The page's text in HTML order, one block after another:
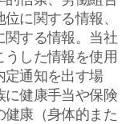
に関する情報、
関する情報。当社
した情報を使用
定通知を出す場
に健康手当や保険
康（身体的また